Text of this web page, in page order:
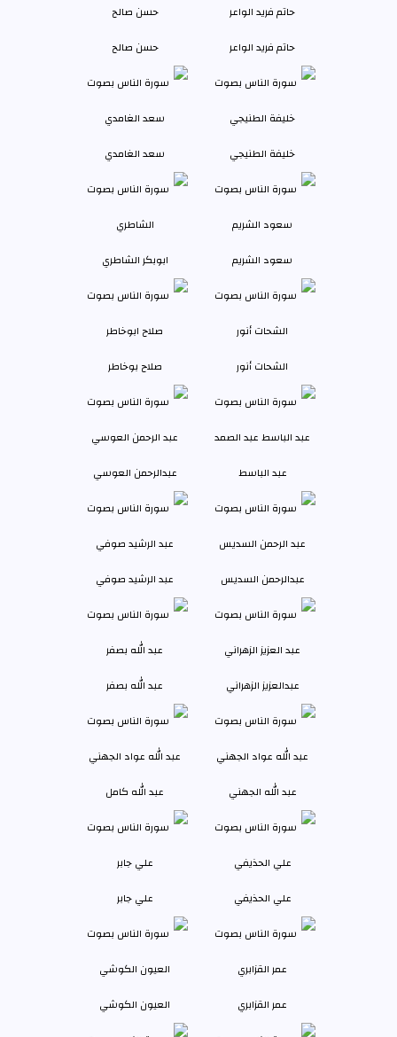
حاتم فريد الواعر حسن صالح
خليفة الطنيجي سعد الغامدي
سعود الشريم ابوبكر الشاطري
الشحات أنور صلاح بوخاطر
عبد الباسط عبدالرحمن العوسي
عبدالرحمن السديس عبد الرشيد صوفي
عبدالعزيز الزهراني عبد الله بصفر
عبد الله الجهني عبد الله كامل
علي الحذيفي علي جابر
عمر القزابري العيون الكوشي